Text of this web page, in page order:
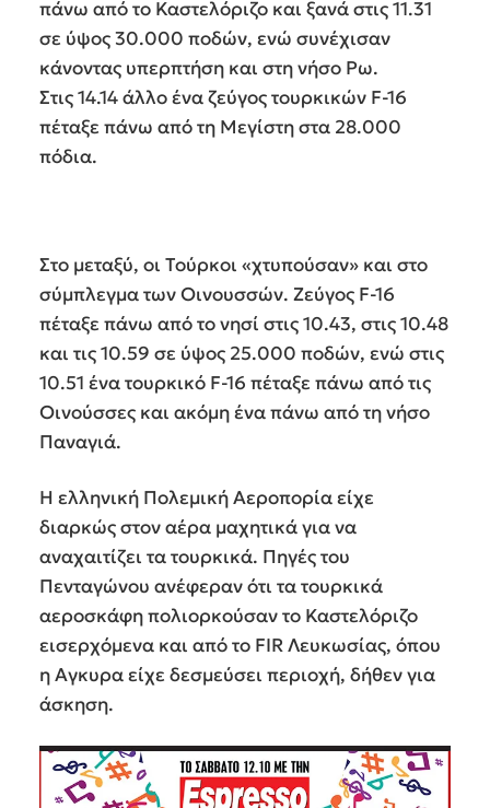
πάνω από το Καστελόριζο και ξανά στις 11.31
σε ύψος 30.000 ποδών, ενώ συνέχισαν
κάνοντας υπερπτήση και στη νήσο Ρω.
Στις 14.14 άλλο ένα ζεύγος τουρκικών F-16
πέταξε πάνω από τη Μεγίστη στα 28.000
πόδια.
Στο μεταξύ, οι Τούρκοι «χτυπούσαν» και στο
σύμπλεγμα των Οινουσσών. Ζεύγος F-16
πέταξε πάνω από το νησί στις 10.43, στις 10.48
και τις 10.59 σε ύψος 25.000 ποδών, ενώ στις
10.51 ένα τουρκικό F-16 πέταξε πάνω από τις
Οινούσσες και ακόμη ένα πάνω από τη νήσο
Παναγιά.
Η ελληνική Πολεμική Αεροπορία είχε
διαρκώς στον αέρα μαχητικά για να
αναχαιτίζει τα τουρκικά. Πηγές του
Πενταγώνου ανέφεραν ότι τα τουρκικά
αεροσκάφη πολιορκούσαν το Καστελόριζο
εισερχόμενα και από το FIR Λευκωσίας, όπου
η Αγκυρα είχε δεσμεύσει περιοχή, δήθεν για
άσκηση.